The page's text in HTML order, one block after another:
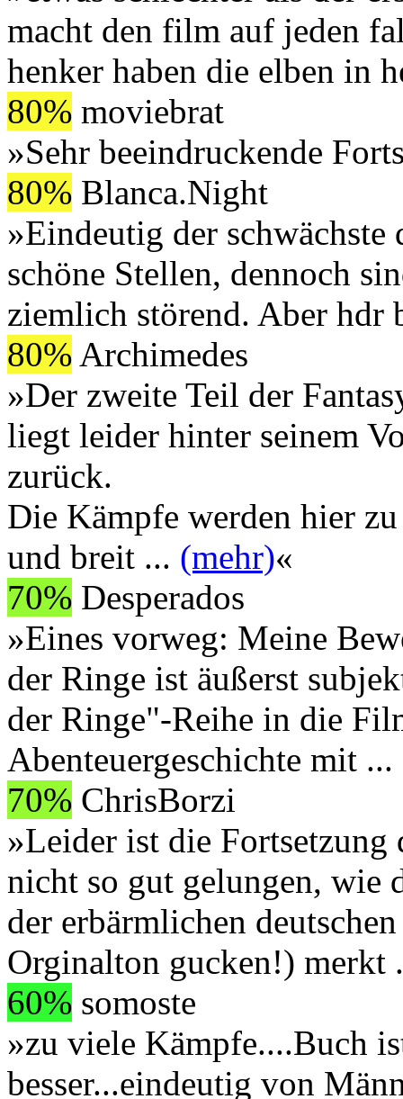
macht den film auf jeden
henker haben die elben in
80% moviebrat
»Sehr beeindruckende
80% Blanca.Night
»Eindeutig der
schöne Stellen, dennoch
ziemlich störend. Aber hdr
80% Archimedes
»Der zweite Teil der
liegt leider hinter seinem
zurück.
Die Kämpfe werden hier
und breit ... (mehr)«
70% Desperados
»Eines vorweg: Meine
der Ringe ist äußerst
der Ringe"-Reihe in die
Abenteuergeschichte mit ...
70% ChrisBorzi
»Leider ist die
nicht so gut gelungen, wie
der erbärmlichen
Orginalton gucken!) merkt
60% somoste
»zu viele Kämpfe....Buch
besser...eindeutig von